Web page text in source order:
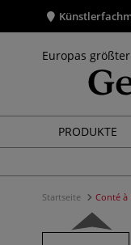
Europas
PRODUKTE
Startseite Conté à